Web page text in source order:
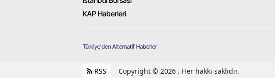
KAP Haberleri
Türkiye'den Alternatif Haberler
RSS Copyright © 2026 . Her hakkı saklıdır.